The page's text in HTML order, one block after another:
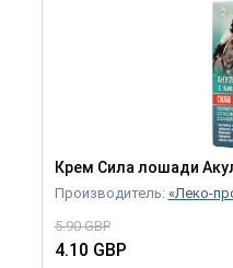
Крем Сила лошади
Производитель: «Леко-
5.90 GBP
4.10 GBP